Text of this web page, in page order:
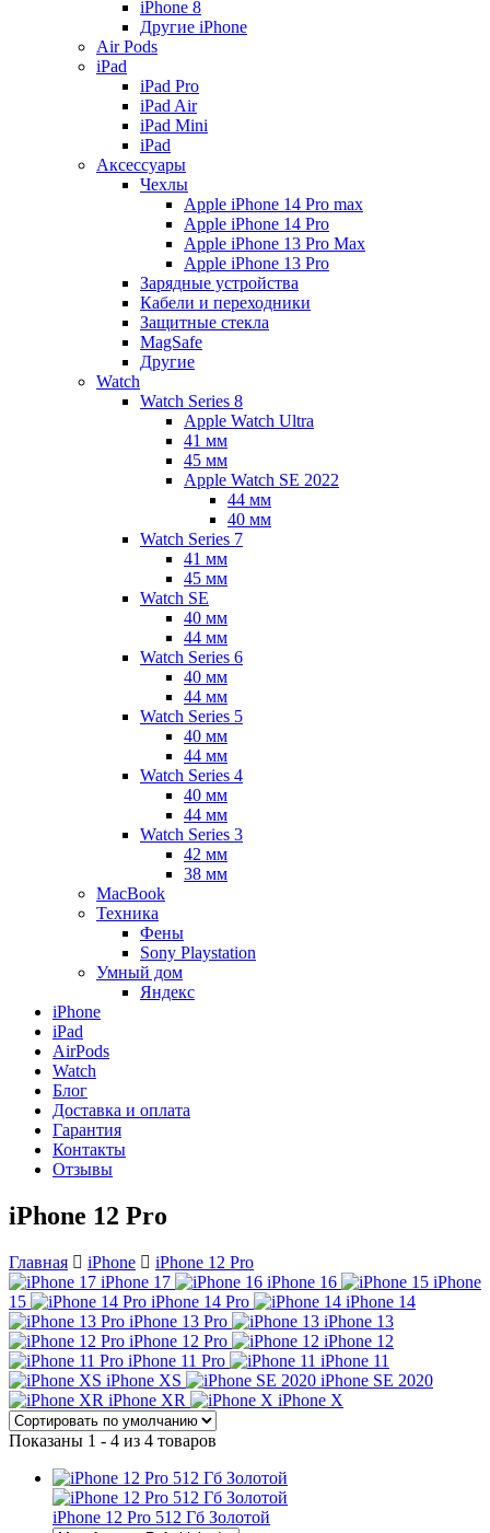
iPhone 8
Другие iPhone
Air Pods
iPad
iPad Pro
iPad Air
iPad Mini
iPаd
Аксессуары
Чехлы
Apple iPhone 14 Pro max
Apple iPhone 14 Pro
Apple iPhone 13 Pro Max
Apple iPhone 13 Pro
Зарядные устройства
Кабели и переходники
Защитные стекла
MagSafe
Другие
Watch
Watch Series 8
Apple Watch Ultra
41 мм
45 мм
Apple Watch SE 2022
44 мм
40 мм
Watch Series 7
41 мм
45 мм
Watch SE
40 мм
44 мм
Watch Series 6
40 мм
44 мм
Watch Series 5
40 мм
44 мм
Watch Series 4
40 мм
44 мм
Watch Series 3
42 мм
38 мм
MacBook
Техника
Фены
Sony Playstation
Умный дом
Яндекс
iPhone
iPad
AirPods
Watch
Блог
Доставка и оплата
Гарантия
Контакты
Отзывы
iPhone 12 Pro
Главная iPhone
iPhone 12 Pro
iPhone 17
iPhone 16
iPhone
15
iPhone 14 Pro
iPhone 14
iPhone 13 Pro
iPhone 13
iPhone 12 Pro
iPhone 12
iPhone 11 Pro
iPhone 11
iPhone XS
iPhone SE 2020
iPhone XR
iPhone X
Показаны 1 - 4 из 4 товаров
iPhone 12 Pro 512 Гб Золотой